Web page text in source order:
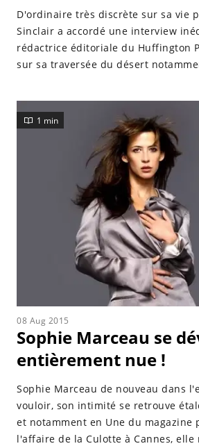
D'ordinaire très discrète sur sa vie
Sinclair a accordé une interview
rédactrice éditoriale du Huffington
sur sa traversée du désert
tempête médiatique sans
Strauss-Kahn est dans la tourmente
1 min
08 Aug 2015
Sophie Marceau se
entièrement nue !
Sophie Marceau de nouveau dans
vouloir, son intimité se retrouve
et notamment en Une du magazine
l'affaire de la Culotte à Cannes, elle